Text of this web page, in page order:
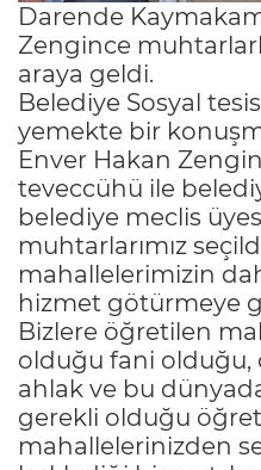
Darende
Zengince
araya geldi.
Belediye Sosyal
yemekte bir
Enver Hakan
teveccühü ile
belediye meclis
muhtarlarımız
mahallelerimizin
hizmet götürmeye
Bizlere öğretilen
olduğu fani olduğu,
ahlak ve bu
gerekli olduğu
mahallelerinizden